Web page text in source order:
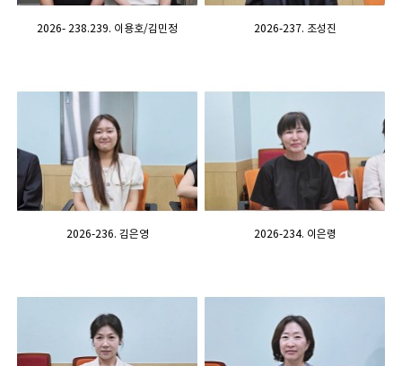
2026- 238.239. 이용호/김민정 2026-237. 조성진
2026-236. 김은영 2026-234. 이은령